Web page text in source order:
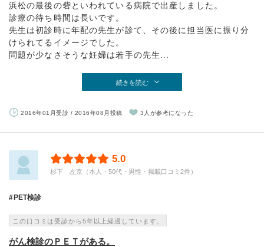
浜松の最後の砦といわれている病院で出産しました。
診療の待ち時間は長いです。
先生は初診時に年配の先生が診て、その後に担当医に振り分
けられてるイメージでした。
問題が少なさそうな妊婦は若手の先生...
続きを読む
2016年01月受診 / 2016年08月投稿 3人が参考になった
5.0
杉下 左京（本人・50代・男性・掲載口コミ2件）
PET検診
この口コミは受診から5年以上経過しています。
がん検診のＰＥＴがある。